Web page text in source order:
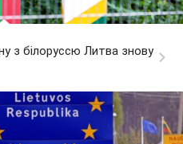
з білоруссю Литва знову